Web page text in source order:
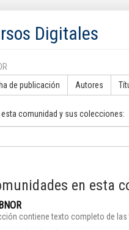
Digitales
de publicación Autores
esta comunidad y sus colecciones:
en esta
contiene texto completo de las